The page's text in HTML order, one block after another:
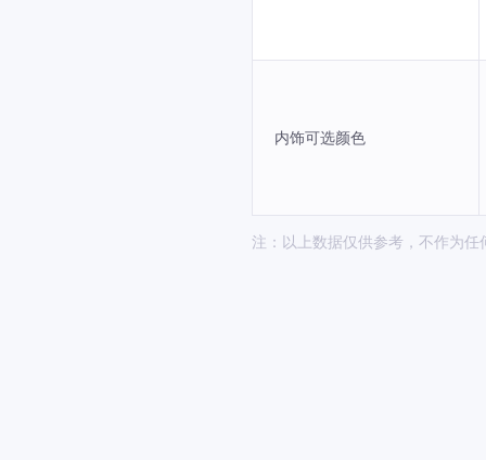
内饰可选颜色
注：以上数据仅供参考，不作为